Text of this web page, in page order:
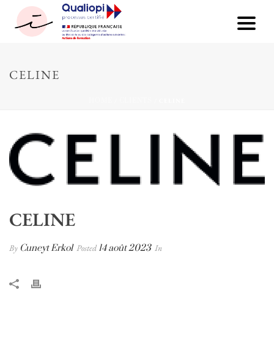
CELINE
CELINE
By Cuneyt Erkol Posted 14 août 2023 In